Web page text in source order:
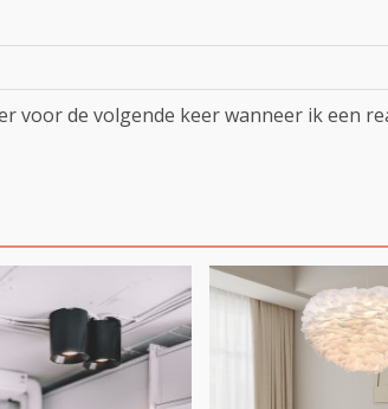
voor de volgende keer wanneer ik een